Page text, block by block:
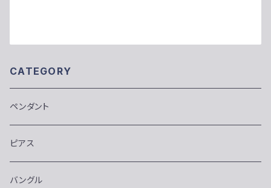
CATEGORY
ペンダント
ピアス
バングル